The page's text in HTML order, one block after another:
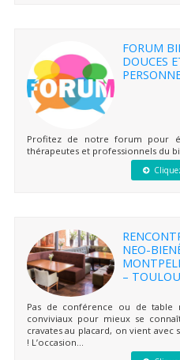
FORUM
DOUCES
Profitez de notre forum pour
thérapeutes et professionnels du
NEO-
–
Pas de conférence ou de table
conviviaux pour mieux se
cravates au placard, on vient
! L’occasion...